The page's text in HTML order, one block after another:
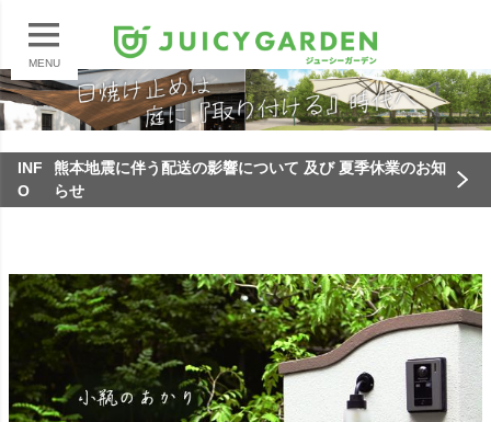
MENU
INF
O
熊本地震に伴う配送の影響について 及び 夏季休業のお知
らせ